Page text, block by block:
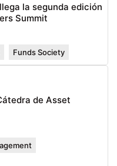
la segunda edición
Summit
Funds Society
de Asset